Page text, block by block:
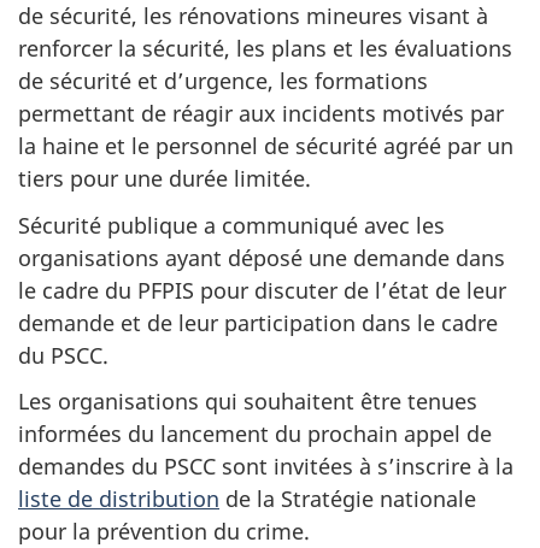
de sécurité, les rénovations mineures visant à
renforcer la sécurité, les plans et les évaluations
de sécurité et d’urgence, les formations
permettant de réagir aux incidents motivés par
la haine et le personnel de sécurité agréé par un
tiers pour une durée limitée.
Sécurité publique a communiqué avec les
organisations ayant déposé une demande dans
le cadre du PFPIS pour discuter de l’état de leur
demande et de leur participation dans le cadre
du PSCC.
Les organisations qui souhaitent être tenues
informées du lancement du prochain appel de
demandes du PSCC sont invitées à s’inscrire à la
liste de distribution de la Stratégie nationale
pour la prévention du crime.